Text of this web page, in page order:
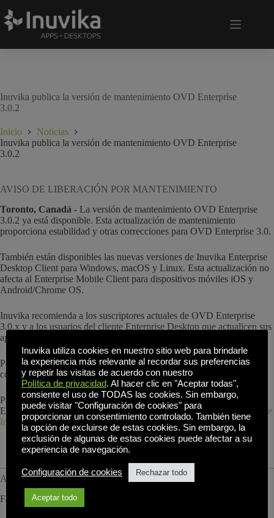
Inuvika publica la versión de mantenimiento OVD Enterprise
3.0.2
Inicio
Noticias
Inuvika publica la versión de mantenimiento OVD Enterprise
3.0.2
AVISO DE LIBERACIÓN POR MANTENIMIENTO
Toronto, Canadá - La versión de mantenimiento OVD Enterprise
3.0.2 ya está disponible. Esta actualización de mantenimiento
proporciona estabilidad y otras correcciones para OVD Enterprise 3.0.
También están disponibles las nuevas versiones de Inuvika Enterprise
Desktop Client para Windows, macOS y Linux. Esta actualización no
afecta al Enterprise Mobile Client para dispositivos móviles iOS y
Android/Chrome OS.
Inuvika recomienda a los suscriptores actuales de OVD Enterprise
3.0.x y a los usuarios del cliente Enterprise Desktop que actualicen sus
aplicaciones cliente y sus instalaciones de servidor.
Para obtener más información sobre la versión de mantenimiento,
consulte la páginaResumen de las notas de la versión 3.0.2 de OVD
Para descargar las versiones más recientes de los clientes OVD
Enterprise Desktop, visite la sección de descargas en la página
Soporte
Inuvikapágina.
Acerca de Inuvika:
Facilitamos la virtualización de aplicaciones
Inuvika utiliza cookies en nuestro sitio web para brindarle
la experiencia más relevante al recordar sus preferencias
y repetir las visitas de acuerdo con nuestro
Política de privacidad. Al hacer clic en "Aceptar todas",
consiente el uso de TODAS las cookies. Sin embargo,
puede visitar "Configuración de cookies" para
proporcionar un consentimiento controlado. También tiene
la opción de excluirse de estas cookies. Sin embargo, la
exclusión de algunas de estas cookies puede afectar a su
experiencia de navegación.
Configuración de cookies Rechazar todo
Aceptar todo